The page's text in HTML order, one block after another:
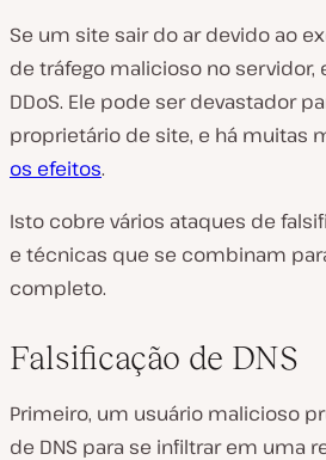
Se um site sair do ar devido ao
de tráfego malicioso no servidor,
DDoS. Ele pode ser devastador
proprietário de site, e há muitas
os efeitos.
Isto cobre vários ataques de
e técnicas que se combinam
completo.
Falsificação de DNS
Primeiro, um usuário malicioso
de DNS para se infiltrar em uma